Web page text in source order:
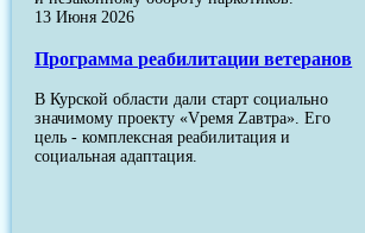
13 Июня 2026
Программа реабилитации ветеранов
В Курской области дали старт социально
значимому проекту «Vремя Zавтра». Его
цель - комплексная реабилитация и
социальная адаптация.